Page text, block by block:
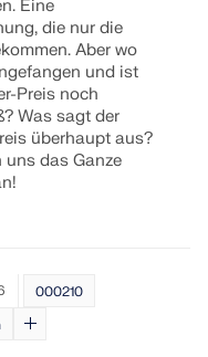
TRETEN
Sie Ihre Karriere
Eine
die nur die
Aber wo
und ist
Preis noch
Was sagt der
überhaupt aus?
uns das Ganze
000210